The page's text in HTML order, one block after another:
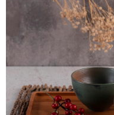
客戶支援中心」 https://
【注意事項】
１．透過由恩沛科技股份有限
易，需依本服務之必要範圍內
權轉讓予恩沛科技股份有限公司
２．關於個人資料處理事宜，
https://aftee.tw/terms/#terms3
３．未成年的使用者請事先徵
「AFTEE先享後付」，若未經
任。